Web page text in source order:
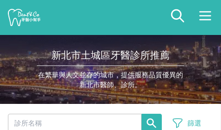
新北市土城區牙醫診所推薦
在繁華與人文並存的城市，提供服務品質優異的
新北市醫師、診所。
篩選